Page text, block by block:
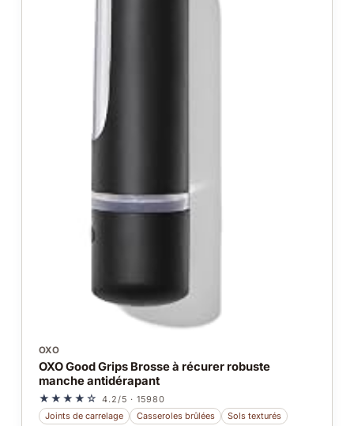
OXO
OXO Good Grips Brosse à récurer robuste
manche antidérapant
★★★★☆ 4.2/5 · 15980
Joints de carrelage
Casseroles brûlées Sols texturés